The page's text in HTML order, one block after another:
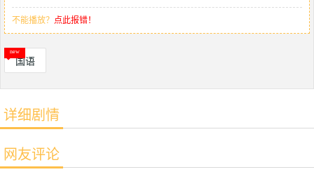
不能播放？ 点此报错！
国语
详细剧情
网友评论